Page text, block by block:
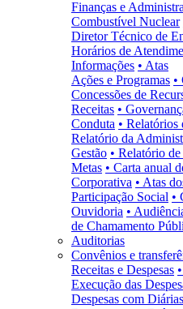
Finanças e
Combustível Nuclear
Diretor Técnico de
Horários de
Informações • Atas
Ações e Programas •
Concessões de
Receitas •
Conduta • Relatórios
Relatório da
Gestão • Relatório
Metas • Carta anual
Corporativa • Atas
Participação Social •
Ouvidoria •
de Chamamento
Auditorias
Convênios e
Receitas e Despesas
Execução das
Despesas com